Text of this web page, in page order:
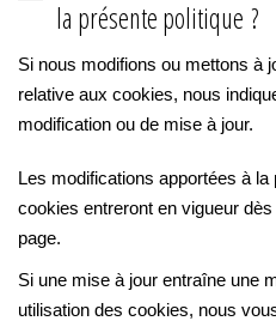
la présente politique ?
Si nous modifions ou mettons à
relative aux cookies, nous
modification ou de mise à jour.
Les modifications apportées à
cookies entreront en vigueur
page.
Si une mise à jour entraîne une
utilisation des cookies, nous